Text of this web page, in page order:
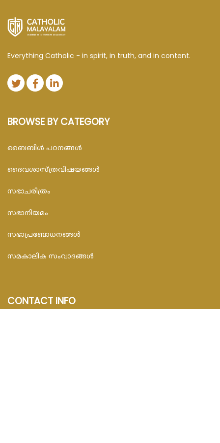
Everything Catholic - in spirit, in truth, and in content.
BROWSE BY CATEGORY
ബൈബിള്‍ പഠനങ്ങള്‍
ദൈവശാസ്ത്രവിഷയങ്ങള്‍
സഭാചരിത്രം
സഭാനിയമം
സഭാപ്രബോധനങ്ങള്‍
സമകാലിക സംവാദങ്ങൾ
CONTACT INFO